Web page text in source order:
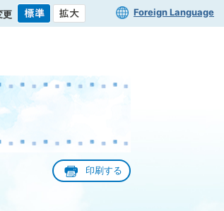
更 Foreign Language
印刷する